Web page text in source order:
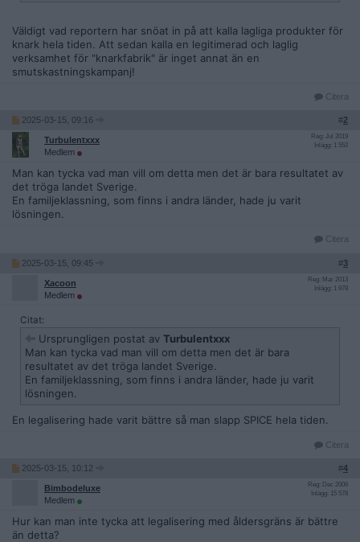
Väldigt vad reportern har snöat in på att kalla lagliga produkter för
knark hela tiden. Att sedan kalla en legitimerad och laglig
verksamhet för "knarkfabrik" är inget annat än en
smutskastningskampanj!
Citera
2025-03-15, 09:16 #2
Turbulentxxx
Medlem
Reg: Jul 2019
Inlägg: 1 552
Man kan tycka vad man vill om detta men det är bara resultatet av
det tröga landet Sverige.
En familjeklassning, som finns i andra länder, hade ju varit
lösningen.
Citera
2025-03-15, 09:45 #3
Xacoon
Medlem
Reg: Mar 2013
Inlägg: 1 978
Citat:
Ursprungligen postat av Turbulentxxx
Man kan tycka vad man vill om detta men det är bara
resultatet av det tröga landet Sverige.
En familjeklassning, som finns i andra länder, hade ju varit
lösningen.
En legalisering hade varit bättre så man slapp SPICE hela tiden.
Citera
2025-03-15, 10:12 #4
Bimbodeluxe
Medlem
Reg: Dec 2006
Inlägg: 15 578
Hur kan man inte tycka att legalisering med åldersgräns är bättre
än detta?